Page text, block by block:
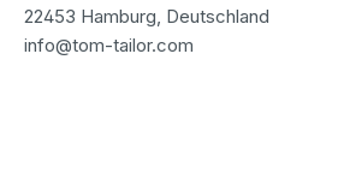
22453 Hamburg, Deutschland
info@tom-tailor.com